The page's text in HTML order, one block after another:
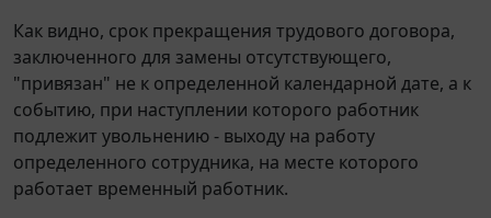
Как видно, срок прекращения трудового договора,
заключенного для замены отсутствующего,
"привязан" не к определенной календарной дате, а к
событию, при наступлении которого работник
подлежит увольнению - выходу на работу
определенного сотрудника, на месте которого
работает временный работник.